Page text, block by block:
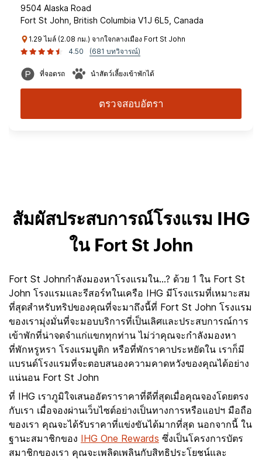
9504 Alaska Road
Fort St John, British Columbia V1J 6L5, Canada
1.29 ไมล์ (2.08 กม.) จากใจกลางเมือง Fort St John
4.50
(681 บทวิจารณ์)
ที่จอดรถ นำสัตว์เลี้ยงเข้าพักได้
ตรวจสอบอัตรา
สัมผัสประสบการณ์โรงแรม IHG
ใน Fort St John
Fort St Johnกำลังมองหาโรงแรมใน...? ด้วย 1 ใน Fort St
John โรงแรมและรีสอร์ทในเครือ IHG มีโรงแรมที่เหมาะสม
ที่สุดสำหรับทริปของคุณที่จะมาถึงนี้ที่ Fort St John โรงแรม
ของเรามุ่งมั่นที่จะมอบบริการที่เป็นเลิศและประสบการณ์การ
เข้าพักที่น่าจดจำแก่แขกทุกท่าน ไม่ว่าคุณจะกำลังมองหา
ที่พักหรูหรา โรงแรมบูติก หรือที่พักราคาประหยัดใน เราก็มี
แบรนด์โรงแรมที่จะตอบสนองความคาดหวังของคุณได้อย่าง
แน่นอน Fort St John
ที่ IHG เราภูมิใจเสนออัตราราคาที่ดีที่สุดเมื่อคุณจองโดยตรง
กับเรา เมื่อจองผ่านเว็บไซต์อย่างเป็นทางการหรือแอปฯ มือถือ
ของเรา คุณจะได้รับราคาที่แข่งขันได้มากที่สุด นอกจากนี้ ใน
ฐานะสมาชิกของ IHG One Rewards ซึ่งเป็นโครงการบัตร
สมาชิกของเรา คุณจะเพลิดเพลินกับสิทธิประโยชน์และ